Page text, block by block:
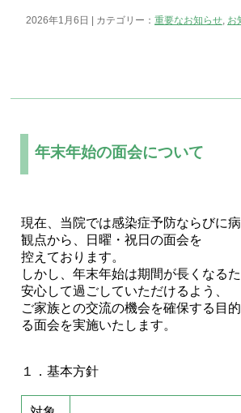
2026年1月6日 | カテゴリー：重要なお知らせ お
年末年始の面会について
現在、当院では感染症予防ならびに
観点から、日曜・祝日の面会を
控えております。
しかし、年末年始は期間が長くなる
安心して過ごしていただけるよう、
ご家族との交流の機会を確保する目
る面会を実施いたします。
１．基本方針